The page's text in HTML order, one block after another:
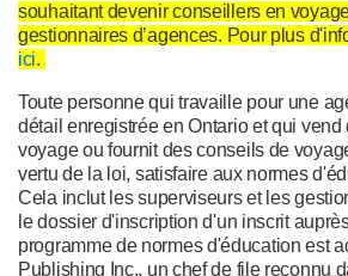
souhaitant devenir conseillers en
gestionnaires d’agences. Pour plus
ici.
Toute personne qui travaille pour une
détail enregistrée en Ontario et qui
voyage ou fournit des conseils de
vertu de la loi, satisfaire aux normes
Cela inclut les superviseurs et les
le dossier d'inscription d'un inscrit
programme de normes d'éducation est
Publishing Inc., un chef de file reconnu